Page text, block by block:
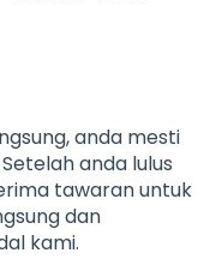
anda mesti
anda lulus
tawaran untuk
dan
kami.